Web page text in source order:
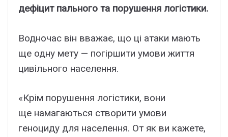
дефіцит пального та порушення логістики.
Водночас він вважає, що ці атаки мають
ще одну мету — погіршити умови життя
цивільного населення.
«Крім порушення логістики, вони
ще намагаються створити умови
геноциду для населення. От як ви кажете,